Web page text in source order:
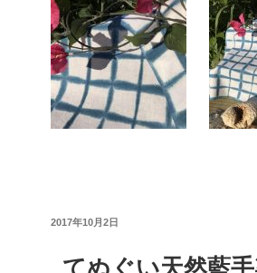
投
2017年10月2日
てぬぐい天然藍